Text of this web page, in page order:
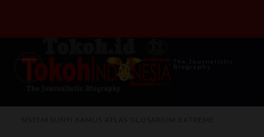
The Journalistic
Biography